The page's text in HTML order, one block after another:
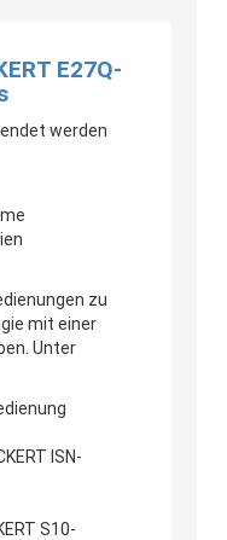
E27Q-
werden
zu
mit einer
Unter
ISN-
S10-